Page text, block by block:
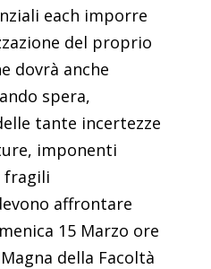
each imporre
del proprio
dovrà anche
spera,
tante incertezze
imponenti
fragili
affrontare
15 Marzo ore
della Facoltà